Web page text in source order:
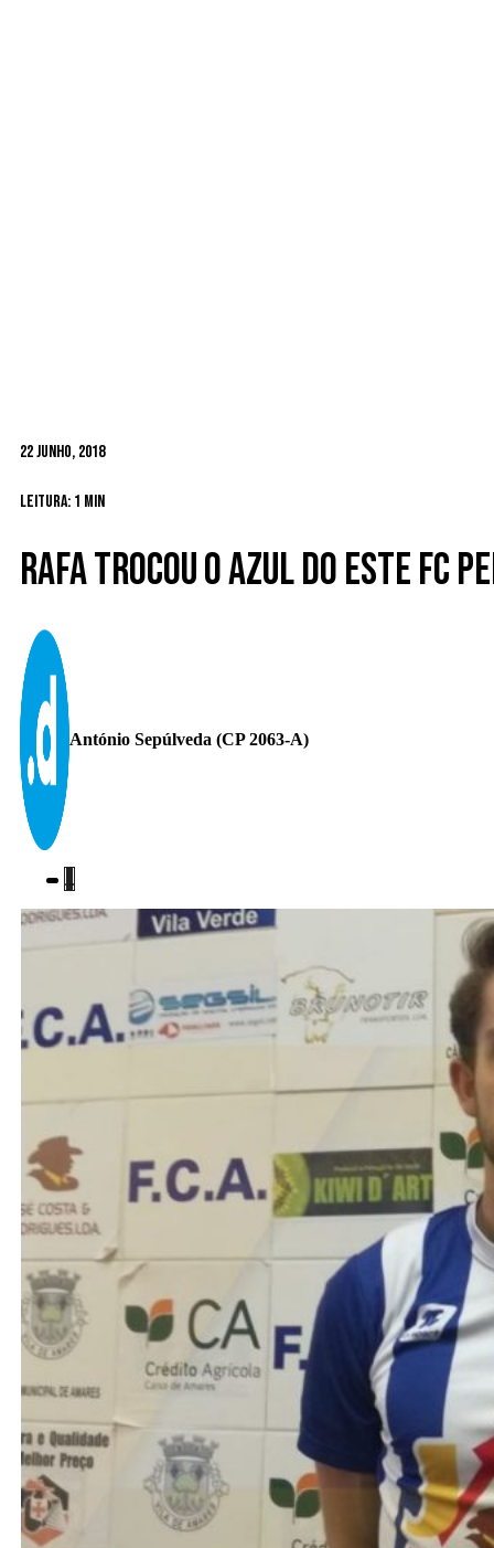
22 Junho, 2018
Leitura: 1 min
Rafa trocou o azul do Este FC
António Sepúlveda (CP 2063-A)